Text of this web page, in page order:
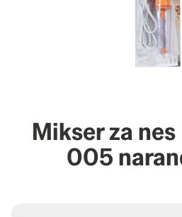
Mikser za
005